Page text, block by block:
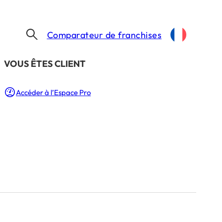
​VOUS ÊTES CLIENT
Accéder à l’Espace Pro
Comparateur de franchises
tacos à la